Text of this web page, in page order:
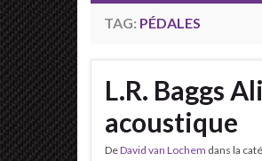
TAG: PÉDALES
L.R. Baggs
acoustique
DeDavid van Lochem dans la